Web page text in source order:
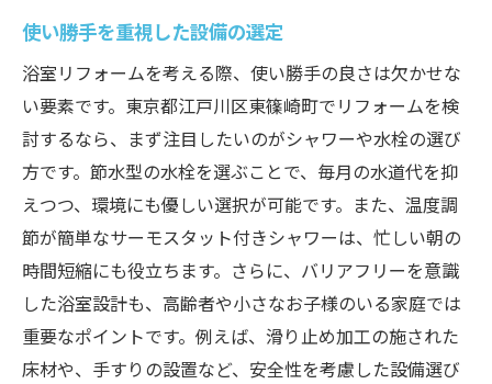
使い勝手を重視した設備の選定
浴室リフォームを考える際、使い勝手の良さは欠かせな
い要素です。東京都江戸川区東篠崎町でリフォームを検
討するなら、まず注目したいのがシャワーや水栓の選び
方です。節水型の水栓を選ぶことで、毎月の水道代を抑
えつつ、環境にも優しい選択が可能です。また、温度調
節が簡単なサーモスタット付きシャワーは、忙しい朝の
時間短縮にも役立ちます。さらに、バリアフリーを意識
した浴室設計も、高齢者や小さなお子様のいる家庭では
重要なポイントです。例えば、滑り止め加工の施された
床材や、手すりの設置など、安全性を考慮した設備選び